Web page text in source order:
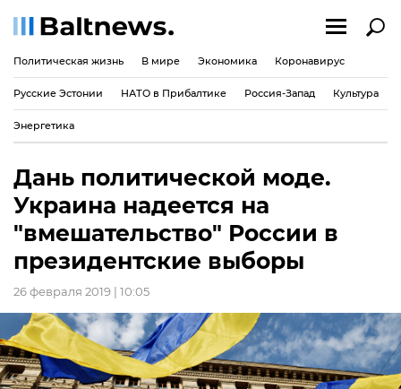
Политическая жизнь В мире Экономика Коронавирус
Русские Эстонии НАТО в Прибалтике Россия-Запад Культура
Энергетика
Дань политической моде.
Украина надеется на
"вмешательство" России в
президентские выборы
26 февраля 2019 | 10:05